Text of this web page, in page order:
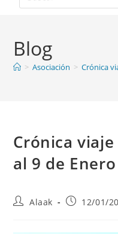
Blog
> Asociación > Crónica
Crónica
al 9 de
Alaak 12/01/